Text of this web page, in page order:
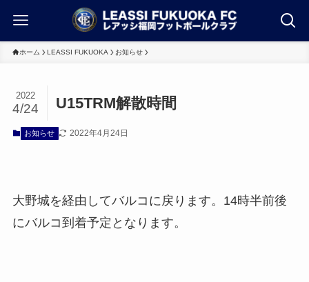
ホーム LEASSI FUKUOKA お知らせ
U15TRM解散時間
2022
4/24
お知らせ 2022年4月24日
大野城を経由してバルコに戻ります。14時半前後
にバルコ到着予定となります。